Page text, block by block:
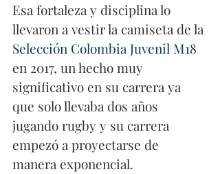
Esa fortaleza y disciplina lo
llevaron a vestir la camiseta de la
Selección Colombia Juvenil M18
en 2017, un hecho muy
significativo en su carrera ya
que solo llevaba dos años
jugando rugby y su carrera
empezó a proyectarse de
manera exponencial.